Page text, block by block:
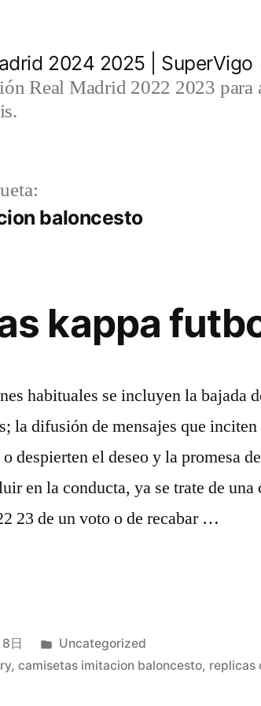
2024 2025 | SuperVigo
Real Madrid 2022 2023
baloncesto
kappa
habituales se incluyen la bajada
la difusión de mensajes que
despierten el deseo y la promesa de
en la conducta, ya se trate de una
23 de un voto o de recabar …
日
Publicado
en
Uncategorized
,camisetas imitacion baloncesto, replicas